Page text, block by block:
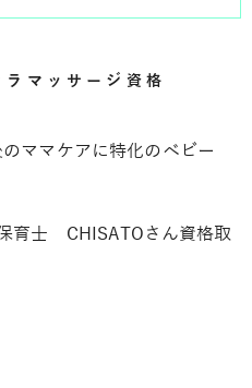
マッサージ資格
ママケアに特化のベビー
育士 CHISATOさん資格取